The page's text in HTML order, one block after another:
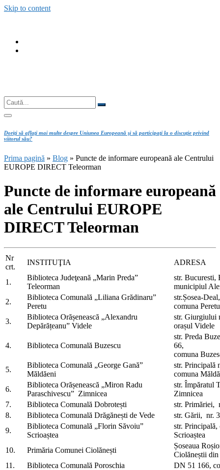
Skip to content
Căutare
Caută...
Doriţi să aflaţi mai multe despre Uniunea Europeană şi să participaţi la o discuţie privind
viitorul său?
Prima pagină » Blog » Puncte de informare europeană ale Centrului
EUROPE DIRECT Teleorman
Puncte de informare europeană
ale Centrului EUROPE
DIRECT Teleorman
Nr
crt.
INSTITUŢIA ADRESA
1.
Biblioteca Judeţeană „Marin Preda”
Teleorman
str. Bucuresti,
municipiul
2.
Biblioteca Comunală „Liliana Grădinaru”
Peretu
str.Șosea-
comuna Peretu
3.
Biblioteca Orășenească „Alexandru
Depărățeanu” Videle
str.
orașul Videle
4. Biblioteca Comunală Buzescu
str. Preda
comuna
5.
Biblioteca Comunală „George Gană”
Măldăeni
str.
comuna
6.
Biblioteca Orășenească „Miron Radu
Paraschivescu” Zimnicea
str. Împăratul
Zimnicea
7.
Biblioteca Comunală Dobrotești
str. Primăriei,
8.
Biblioteca Comunală Drăgănești de Vede
str. Gării, nr.
9.
Biblioteca Comunală „Florin Săvoiu”
Scrioaștea
str. Principală,
Scrioaștea
10.
Primăria Comunei Ciolănești
Șoseaua
Ciolăneștii
11.
Biblioteca Comunală Poroschia
DN 51 166,